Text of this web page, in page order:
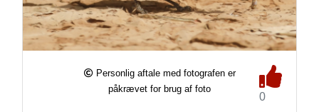
Personlig aftale med fotografen er
påkrævet for brug af foto
0